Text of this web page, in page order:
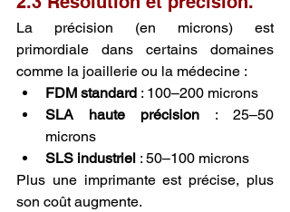
La précision (en microns) est
primordiale dans certains domaines
comme la joaillerie ou la médecine :
FDM standard : 100–200 microns
SLA haute précision : 25–50
microns
SLS industriel : 50–100 microns
Plus une imprimante est précise, plus
son coût augmente.